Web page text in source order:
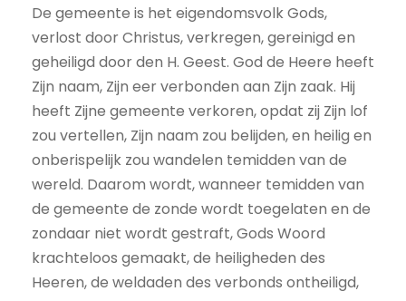
De gemeente is het eigendomsvolk Gods,
verlost door Christus, verkregen, gereinigd en
geheiligd door den H. Geest. God de Heere heeft
Zijn naam, Zijn eer verbonden aan Zijn zaak. Hij
heeft Zijne gemeente verkoren, opdat zij Zijn lof
zou vertellen, Zijn naam zou belijden, en heilig en
onberispelijk zou wandelen temidden van de
wereld. Daarom wordt, wanneer temidden van
de gemeente de zonde wordt toegelaten en de
zondaar niet wordt gestraft, Gods Woord
krachteloos gemaakt, de heiligheden des
Heeren, de weldaden des verbonds ontheiligd,